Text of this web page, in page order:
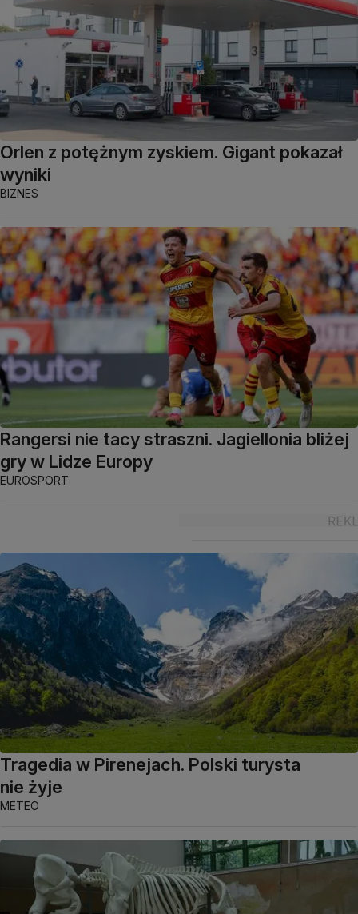
Orlen z potężnym zyskiem. Gigant pokazał
wyniki
BIZNES
Rangersi nie tacy straszni. Jagiellonia bliżej
gry w Lidze Europy
EUROSPORT
Tragedia w Pirenejach. Polski turysta
nie żyje
METEO